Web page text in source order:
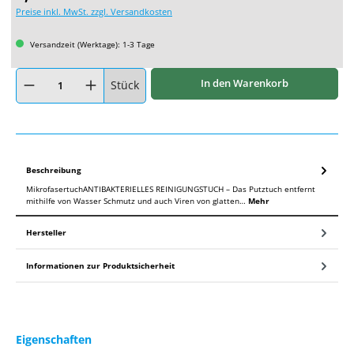
Preise inkl. MwSt. zzgl. Versandkosten
Versandzeit (Werktage): 1-3 Tage
Produkt Anzahl: Gib den gewünschten Wert ein oder benutze die Schaltflächen
Stück In den Warenkorb
Beschreibung
MikrofasertuchANTIBAKTERIELLES REINIGUNGSTUCH – Das Putztuch entfernt
mithilfe von Wasser Schmutz und auch Viren von glatten… Mehr
Hersteller
Informationen zur Produktsicherheit
Eigenschaften